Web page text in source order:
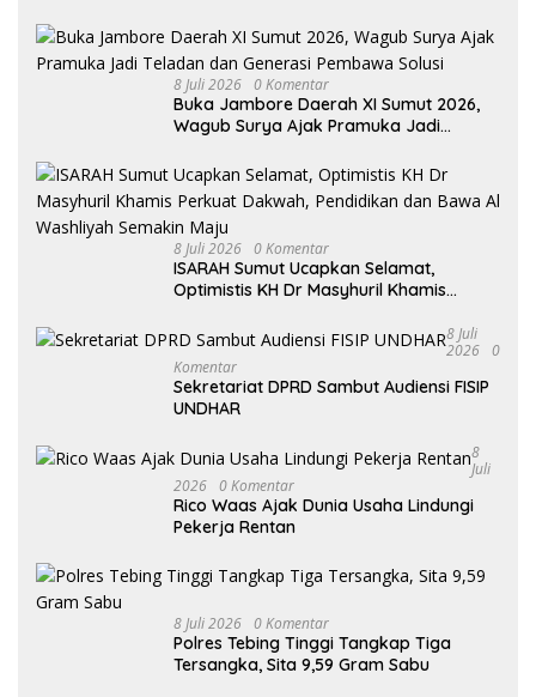
8 Juli 2026 0 Komentar
Buka Jambore Daerah XI Sumut 2026,
Wagub Surya Ajak Pramuka Jadi
8 Juli 2026 0 Komentar
ISARAH Sumut Ucapkan Selamat,
Optimistis KH Dr Masyhuril Khamis
Al Washliyah Semakin Maju
8 Juli
2026 0
Komentar
Sekretariat DPRD Sambut Audiensi FISIP
UNDHAR
8
Juli
2026 0 Komentar
Rico Waas Ajak Dunia Usaha Lindungi
Pekerja Rentan
8 Juli 2026 0 Komentar
Polres Tebing Tinggi Tangkap Tiga
Tersangka, Sita 9,59 Gram Sabu